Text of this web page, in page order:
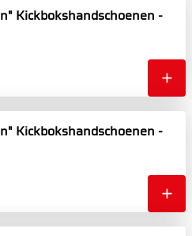
Kickbokshandschoenen -
Kickbokshandschoenen -